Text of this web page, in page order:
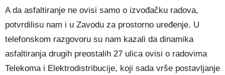
A da asfaltiranje ne ovisi samo o izvođačku radova,
potvrdilisu nam i u Zavodu za prostorno uređenje. U
telefonskom razgovoru su nam kazali da dinamika
asfaltiranja drugih preostalih 27 ulica ovisi o radovima
Telekoma i Elektrodistribucije, koji sada vrše postavljanje